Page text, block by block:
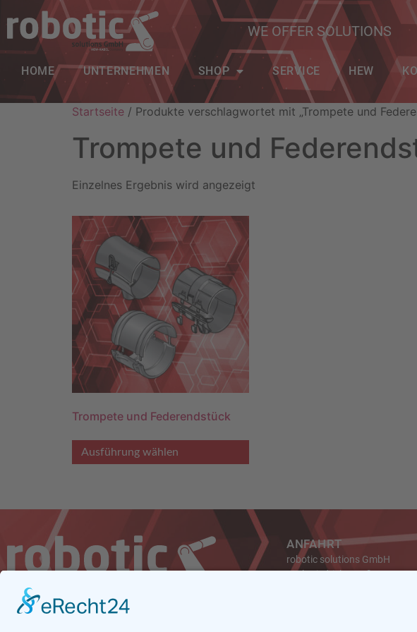
WE OFFER SOLUTIONS
HOME UNTERNEHMEN SHOP SERVICE HEW
Startseite / Produkte verschlagwortet mit „Trompete und
Trompete und
Einzelnes Ergebnis wird angezeigt
Trompete und Federendstück
Ausführung wählen
ANFAHRT
robotic solutions GmbH
Carl-Friedrich-Gauß-Str. 7